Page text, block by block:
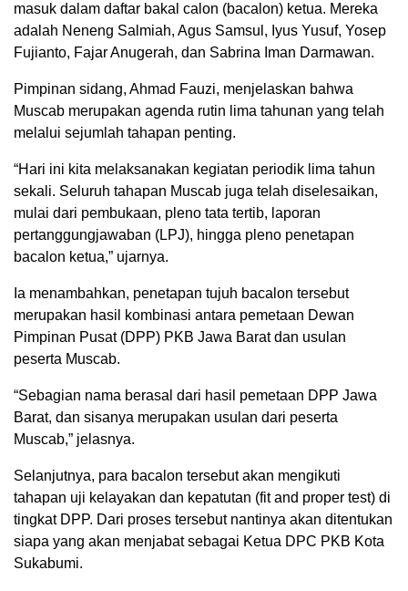
masuk dalam daftar bakal calon (bacalon) ketua. Mereka
adalah Neneng Salmiah, Agus Samsul, Iyus Yusuf, Yosep
Fujianto, Fajar Anugerah, dan Sabrina Iman Darmawan.
Pimpinan sidang, Ahmad Fauzi, menjelaskan bahwa
Muscab merupakan agenda rutin lima tahunan yang telah
melalui sejumlah tahapan penting.
“Hari ini kita melaksanakan kegiatan periodik lima tahun
sekali. Seluruh tahapan Muscab juga telah diselesaikan,
mulai dari pembukaan, pleno tata tertib, laporan
pertanggungjawaban (LPJ), hingga pleno penetapan
bacalon ketua,” ujarnya.
Ia menambahkan, penetapan tujuh bacalon tersebut
merupakan hasil kombinasi antara pemetaan Dewan
Pimpinan Pusat (DPP) PKB Jawa Barat dan usulan
peserta Muscab.
“Sebagian nama berasal dari hasil pemetaan DPP Jawa
Barat, dan sisanya merupakan usulan dari peserta
Muscab,” jelasnya.
Selanjutnya, para bacalon tersebut akan mengikuti
tahapan uji kelayakan dan kepatutan (fit and proper test) di
tingkat DPP. Dari proses tersebut nantinya akan ditentukan
siapa yang akan menjabat sebagai Ketua DPC PKB Kota
Sukabumi.